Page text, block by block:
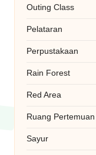
Outing Class
Pelataran
Perpustakaan
Rain Forest
Red Area
Ruang Pertemuan
Sayur